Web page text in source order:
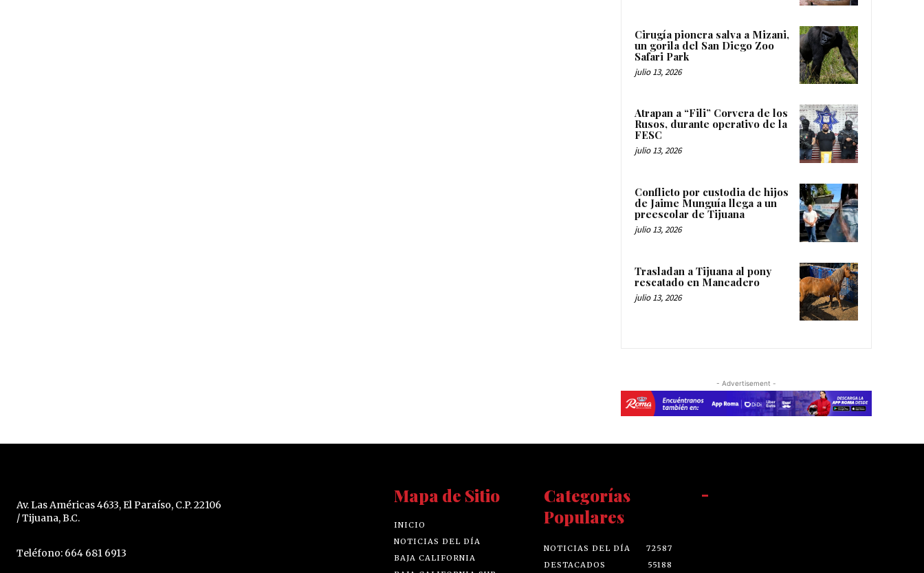
Cirugía pionera salva a Mizani,
un gorila del San Diego Zoo
Safari Park
julio 13, 2026
Atrapan a “Fili” Corvera de los
Rusos, durante operativo de la
FESC
julio 13, 2026
Conflicto por custodia de hijos
de Jaime Munguía llega a un
preescolar de Tijuana
julio 13, 2026
Trasladan a Tijuana al pony
rescatado en Maneadero
julio 13, 2026
- Advertisement -
Av. Las Américas 4633, El Paraíso, C.P. 22106
/ Tijuana, B.C.
Teléfono: 664 681 6913
Mapa de Sitio
INICIO
NOTICIAS DEL DÍA
BAJA CALIFORNIA
Categorías
Populares
NOTICIAS DEL DÍA
72587
DESTACADOS
55188
-